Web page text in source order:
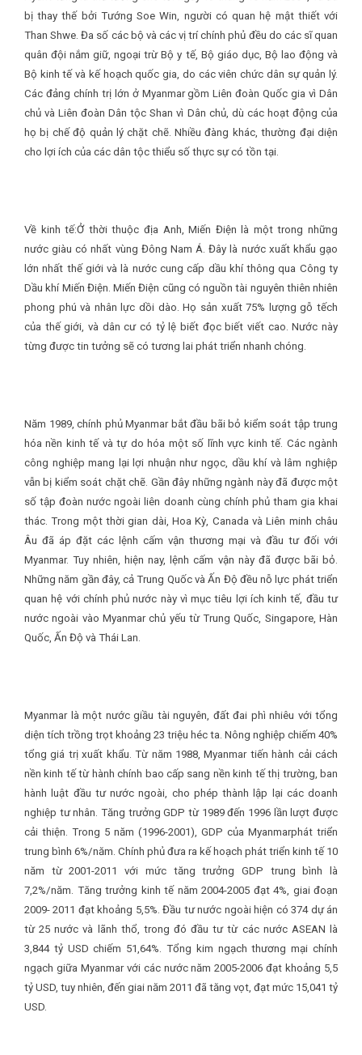
bị thay thế bởi Tướng Soe Win, người có quan hệ mật thiết với
Than Shwe. Đa số các bộ và các vị trí chính phủ đều do các sĩ quan
quân đội nắm giữ, ngoại trừ Bộ y tế, Bộ giáo dục, Bộ lao động và
Bộ kinh tế và kế hoạch quốc gia, do các viên chức dân sự quản lý.
Các đảng chính trị lớn ở Myanmar gồm Liên đoàn Quốc gia vì Dân
chủ và Liên đoàn Dân tộc Shan vì Dân chủ, dù các hoạt động của
họ bị chế độ quản lý chặt chẽ. Nhiều đàng khác, thường đại diện
cho lợi ích của các dân tộc thiểu số thực sự có tồn tại.
Về kinh tế:Ở thời thuộc địa Anh, Miến Điện là một trong những
nước giàu có nhất vùng Đông Nam Á. Đây là nước xuất khẩu gạo
lớn nhất thế giới và là nước cung cấp dầu khí thông qua Công ty
Dầu khí Miến Điện. Miến Điện cũng có nguồn tài nguyên thiên nhiên
phong phú và nhân lực dồi dào. Họ sản xuất 75% lượng gỗ tếch
của thế giới, và dân cư có tỷ lệ biết đọc biết viết cao. Nước này
từng được tin tưởng sẽ có tương lai phát triển nhanh chóng.
Năm 1989, chính phủ Myanmar bắt đầu bãi bỏ kiểm soát tập trung
hóa nền kinh tế và tự do hóa một số lĩnh vực kinh tế. Các ngành
công nghiệp mang lại lợi nhuận như ngọc, dầu khí và lâm nghiệp
vẫn bị kiểm soát chặt chẽ. Gần đây những ngành này đã được một
số tập đoàn nước ngoài liên doanh cùng chính phủ tham gia khai
thác. Trong một thời gian dài, Hoa Kỳ, Canada và Liên minh châu
Âu đã áp đặt các lệnh cấm vận thương mại và đầu tư đối với
Myanmar. Tuy nhiên, hiện nay, lệnh cấm vận này đã được bãi bỏ.
Những năm gần đây, cả Trung Quốc và Ấn Độ đều nỗ lực phát triển
quan hệ với chính phủ nước này vì mục tiêu lợi ích kinh tế, đầu tư
nước ngoài vào Myanmar chủ yếu từ Trung Quốc, Singapore, Hàn
Quốc, Ấn Độ và Thái Lan.
Myanmar là một nước giầu tài nguyên, đất đai phì nhiêu với tổng
diện tích trồng trọt khoảng 23 triệu héc ta. Nông nghiệp chiếm 40%
tổng giá trị xuất khẩu. Từ năm 1988, Myanmar tiến hành cải cách
nền kinh tế từ hành chính bao cấp sang nền kinh tế thị trường, ban
hành luật đầu tư nước ngoài, cho phép thành lập lại các doanh
nghiệp tư nhân. Tăng trưởng GDP từ 1989 đến 1996 lần lượt được
cải thiện. Trong 5 năm (1996-2001), GDP của Myanmarphát triển
trung bình 6%/năm. Chính phủ đưa ra kế hoạch phát triển kinh tế 10
năm từ 2001-2011 với mức tăng trưởng GDP trung bình là
7,2%/năm. Tăng trưởng kinh tế năm 2004-2005 đạt 4%, giai đoạn
2009- 2011 đạt khoảng 5,5%. Đầu tư nước ngoài hiện có 374 dự án
từ 25 nước và lãnh thổ, trong đó đầu tư từ các nước ASEAN là
3,844 tỷ USD chiếm 51,64%. Tổng kim ngạch thương mại chính
ngạch giữa Myanmar với các nước năm 2005-2006 đạt khoảng 5,5
tỷ USD, tuy nhiên, đến giai năm 2011 đã tăng vọt, đạt mức 15,041 tỷ
USD.